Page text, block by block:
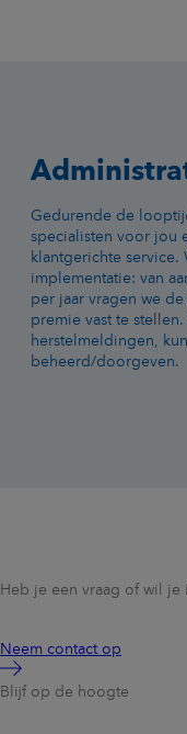
Gedurende de
specialisten voor jou
klantgerichte service.
implementatie: van
per jaar vragen we
premie vast te
herstelmeldingen,
beheerd/doorgeven.
Heb je een vraag of wil
Neem contact op
Blijf op de hoogte